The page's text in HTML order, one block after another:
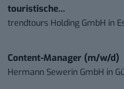
touristische...
trendtours Holding GmbH in
Content-Manager (m/w/d)
Hermann Sewerin GmbH in